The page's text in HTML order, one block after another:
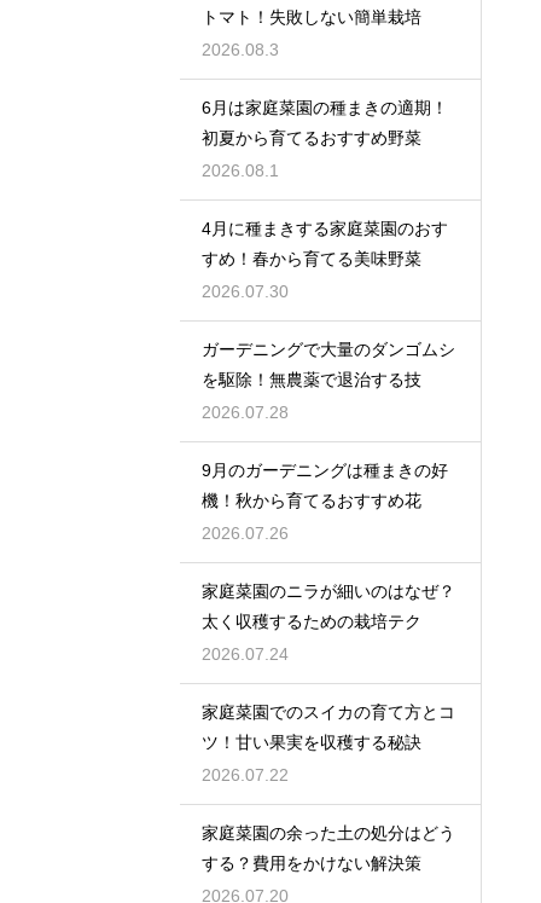
トマト！失敗しない簡単栽培
2026.08.3
6月は家庭菜園の種まきの適期！
初夏から育てるおすすめ野菜
2026.08.1
4月に種まきする家庭菜園のおす
すめ！春から育てる美味野菜
2026.07.30
ガーデニングで大量のダンゴムシ
を駆除！無農薬で退治する技
2026.07.28
9月のガーデニングは種まきの好
機！秋から育てるおすすめ花
2026.07.26
家庭菜園のニラが細いのはなぜ？
太く収穫するための栽培テク
2026.07.24
家庭菜園でのスイカの育て方とコ
ツ！甘い果実を収穫する秘訣
2026.07.22
家庭菜園の余った土の処分はどう
する？費用をかけない解決策
2026.07.20